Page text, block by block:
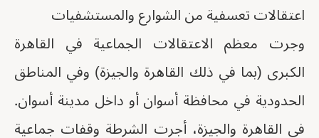
اعتقالات تعسفية من الشوارع والمستشفيات
وجرت معظم الاعتقالات الجماعية في القاهرة
الكبرى (بما في ذلك القاهرة والجيزة) وفي المناطق
الحدودية في محافظة أسوان أو داخل مدينة أسوان.
في القاهرة والجيزة، أجرت الشرطة وقفات جماعية